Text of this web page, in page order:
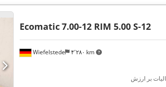
Wiefelstede ۴٬۲۸۰ km
Ecomatic7.00-12 RIM 5.00 S-12
بر ارزش